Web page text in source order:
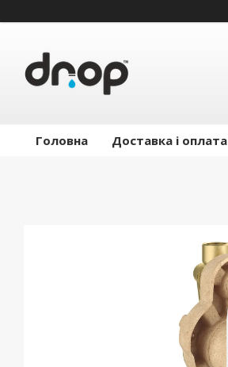
Головна Доставка і оплата